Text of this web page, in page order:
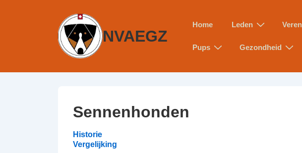
NVAEGZ
Home Leden
Pups Gezondheid
Sennenhonden
Historie
Vergelijking